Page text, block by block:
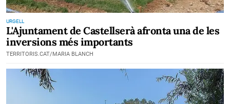
URGELL
L'Ajuntament de Castellserà afronta una de les
inversions més importants
TERRITORIS.CAT/MARIA BLANCH